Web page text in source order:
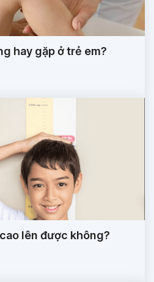
hay gặp ở trẻ em?
lên được không?